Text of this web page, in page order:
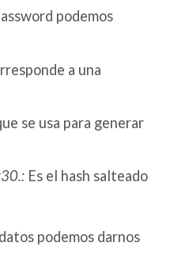
podemos
a una
se usa para generar
Es el hash salteado
podemos darnos